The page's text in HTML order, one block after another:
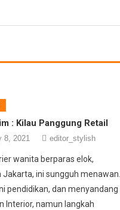
: Kilau Panggung Retail
8, 2021 editor_stylish
wanita berparas elok,
Jakarta, ini sungguh menawan.
pendidikan, dan menyandang
Interior, namun langkah